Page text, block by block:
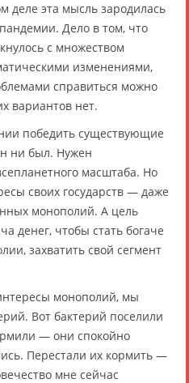
деле эта мысль зародилась
Дело в том, что
с множеством
изменениями,
справиться можно
вариантов нет.
победить существующие
ни был. Нужен
масштаба. Но
своих государств — даже
монополий. А цель
денег, чтобы стать богаче
захватить свой сегмент
монополий, мы
Вот бактерий поселили
— они спокойно
Перестали их кормить —
мне сейчас